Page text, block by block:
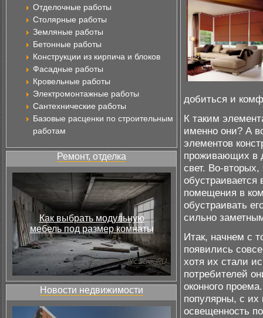
Отделочные работы
Столярные работы
Земляные работы
Бетонные работы
Конструкции из кирпича и блоков
Фасадные работы
Кровельные работы
Электромонтажные работы
Сантехнические работы
Базовые расценки по строительным
работам
Ремонт, отделка
Как выбрать модульную
мебель под размер комнаты
Новости недвижимости
добиться и
К таким
именно они? А
элементов
проживающих в
свет. Во-
помещения в
обустраивать
сильно
Итак, начнем с
появились
хотя их стали
потребителей
оконного
популярны, с
освещенность